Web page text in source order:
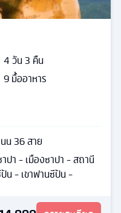
4วัน3 คืน
9มื้ออาหาร
น 36 สาย
ปา - เมืองซาปา - สถานี
น - เขาฟานซีปัน -